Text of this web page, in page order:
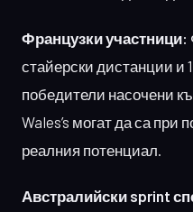
Французки участници:
стайерски дистанции и
победители насочени
Wales’s могат да са при
реалния потенциал.
Австралийски sprint